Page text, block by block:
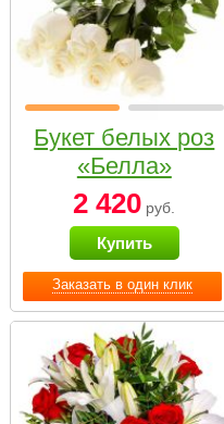
Заказать в один клик
Букет белых роз
«Белла»
2 420 руб.
Купить